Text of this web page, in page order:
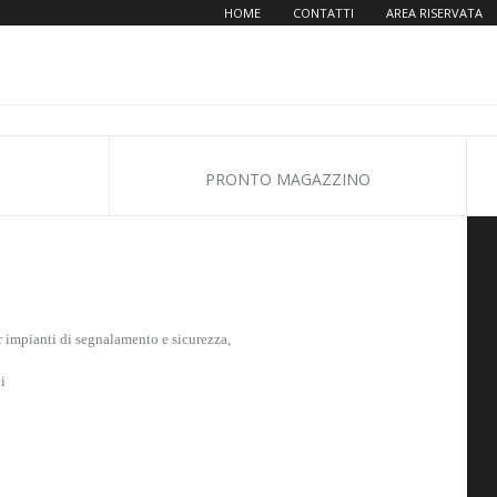
HOME CONTATTI AREA RISERVATA
PRONTO MAGAZZINO
di segnalamento e sicurezza,